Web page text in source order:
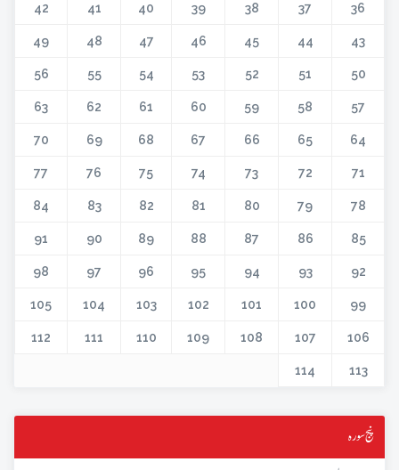
36
37
38
39
40
41
42
43
44
45
46
47
48
49
50
51
52
53
54
55
56
57
58
59
60
61
62
63
64
65
66
67
68
69
70
71
72
73
74
75
76
77
78
79
80
81
82
83
84
85
86
87
88
89
90
91
92
93
94
95
96
97
98
99
100
101
102
103
104
105
106
107
108
109
110
111
112
113
114
پنج سورہ